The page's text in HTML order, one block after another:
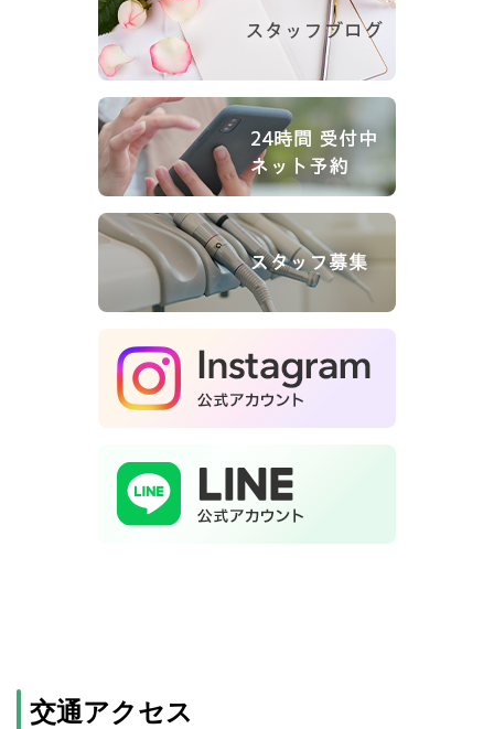
交通アクセス